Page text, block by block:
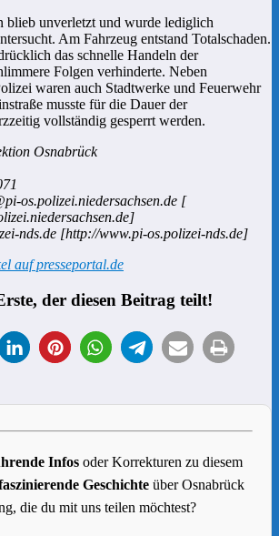
blieb unverletzt und wurde lediglich
Am Fahrzeug entstand Totalschaden.
das schnelle Handeln der
Folgen verhinderte. Neben
waren auch Stadtwerke und Feuerwehr
musste für die Dauer der
vollständig gesperrt werden.
Osnabrück
os.polizei.niedersachsen.de [
nds.de [http://www.pi-os.polizei-nds.de]
auf presseportal.de
der diesen Beitrag teilt!
Infos oder Korrekturen zu diesem
Geschichte über Osnabrück
die du mit uns teilen möchtest?